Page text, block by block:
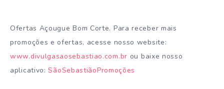
Ofertas Açougue Bom Corte. Para receber mais
promoções e ofertas, acesse nosso website:
www.divulgasaosebastiao.com.br ou baixe nosso
aplicativo:SãoSebastiãoPromoções